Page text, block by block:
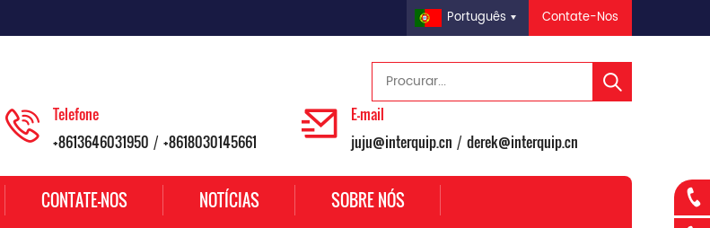
Contate-Nos
Português
Telefone
+8613646031950 / +8618030145661
E-mail
juju@interquip.cn / derek@interquip.cn
CONTATE-NOS NOTÍCIAS SOBRE NÓS